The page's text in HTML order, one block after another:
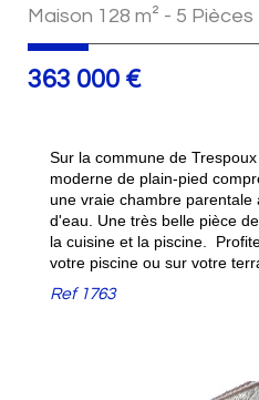
Maison 128 m² - 5
363 000 €
Sur la commune de
moderne de plain-pied
une vraie chambre parentale
d'eau. Une très belle pièce
la cuisine et la piscine.
votre piscine ou sur votre
Ref1763